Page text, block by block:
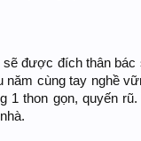
sẽ được đích thân
cùng tay nghề
1 thon gọn, quyến